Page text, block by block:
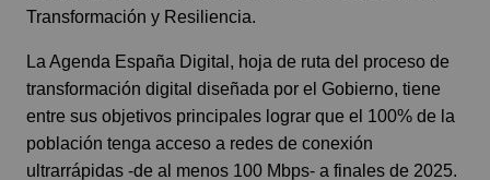
Transformación y Resiliencia.
La Agenda España Digital, hoja de ruta del proceso de
transformación digital diseñada por el Gobierno, tiene
entre sus objetivos principales lograr que el 100% de la
población tenga acceso a redes de conexión
ultrarrápidas -de al menos 100 Mbps- a finales de 2025.